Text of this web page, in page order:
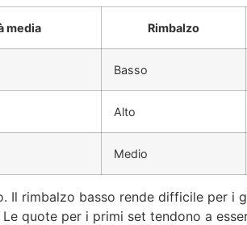
media Rimbalzo
Basso
Alto
Medio
Il rimbalzo basso rende difficile per
quote per i primi set tendono a